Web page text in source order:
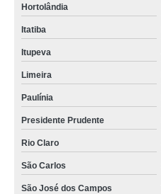
Hortolândia
Itatiba
Itupeva
Limeira
Paulínia
Presidente Prudente
Rio Claro
São Carlos
São José dos Campos